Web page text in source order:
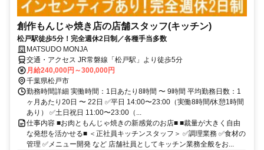
創作もんじゃ焼き店の店舗スタッフ(キッチン)
松戸駅徒歩5分！完全週休2日制／各種手当多数
MATSUDO MONJA
交通・アクセス JR常磐線「松戸駅」より徒歩5分
月給240,000円～300,000円
千葉県松戸市
勤務時間詳細 実働時間：1日あたり8時間 〜 9時間 平均勤務日数：1
ヶ月あたり20日 〜 22日 ✅平日 14:00〜23:00（実働8時間/休憩1時間
あり） ✅土日祝日 11:00〜23:00（...
仕事内容 ■お肉ともんじゃ焼きの新感覚のお店■ ■裁量が大きく自由
な発想を活かせる■ ＜正社員キッチンスタッフ＞ ✅調理業務 ✅食材の
管理 ✅メニュー開発 など 店舗社員としてキッチン業務全般をお...